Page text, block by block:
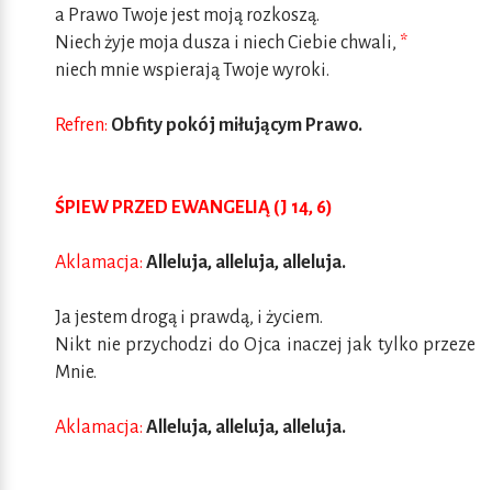
a Prawo Twoje jest moją rozkoszą.
Niech żyje moja dusza i niech Ciebie chwali, *
niech mnie wspierają Twoje wyroki.
Refren: Obfity pokój miłującym Prawo.
ŚPIEW PRZED EWANGELIĄ (J 14, 6)
Aklamacja: Alleluja, alleluja, alleluja.
Ja jestem drogą i prawdą, i życiem.
Nikt nie przychodzi do Ojca inaczej jak tylko przeze
Mnie.
Aklamacja: Alleluja, alleluja, alleluja.